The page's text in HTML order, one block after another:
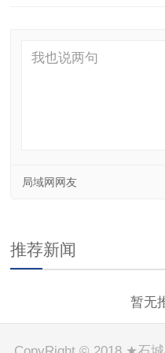
局域网网友
推荐新闻
暂无